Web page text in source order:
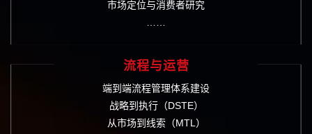
市场定位与消费者研究
……
流程与运营
端到端流程管理体系建设
战略到执行（DSTE）
从市场到线索（MTL）